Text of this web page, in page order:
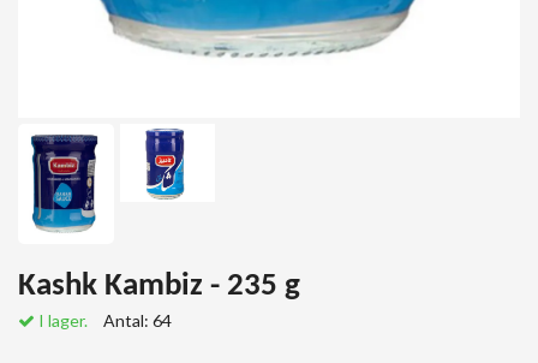
Kashk Kambiz - 235 g
I lager. Antal: 64